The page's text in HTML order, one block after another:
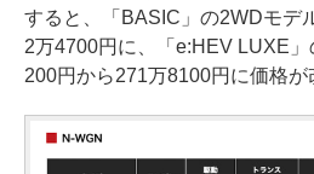
すると、「BASIC」の2WDモデ
2万4700円に、「e:HEV LUXE
200円から271万8100円に価格が